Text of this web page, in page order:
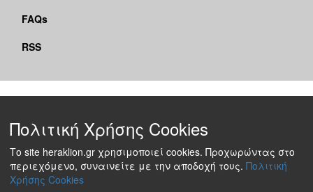
FAQs
RSS
Πολιτική Χρήσης Cookies
Το site heraklion.gr χρησιμοποιεί cookies. Προχωρώντας στο
περιεχόμενο, συναινείτε με την αποδοχή τους. Πολιτική
Χρήσης Cookies